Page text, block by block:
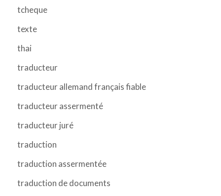
tcheque
texte
thai
traducteur
traducteur allemand français fiable
traducteur assermenté
traducteur juré
traduction
traduction assermentée
traduction de documents